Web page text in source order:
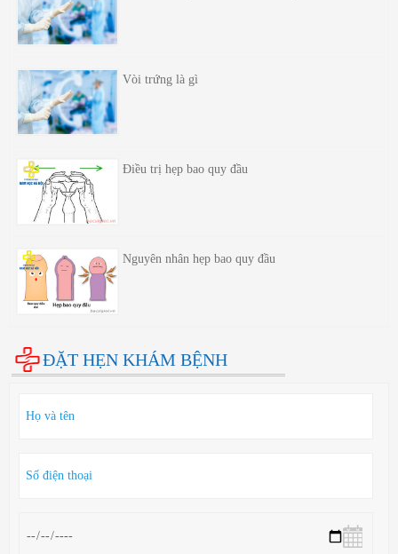
Vòi trứng là gì
Điều trị hẹp bao quy đầu
Nguyên nhân hẹp bao quy đầu
ĐẶT HẸN KHÁM BỆNH